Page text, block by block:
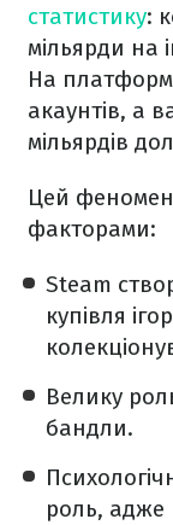
статистику:
мільярди на
На
акаунтів, а
мільярдів
Цей феномен
факторами:
Steam
купівля
Велику
бандли.
роль, адже